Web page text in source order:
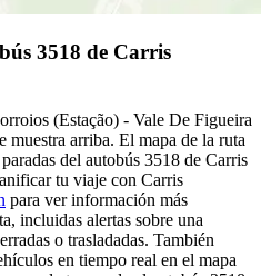
3518 de Carris
(Estação) - Vale De Figueira
arriba. El mapa de la ruta
del autobús 3518 de Carris
tu viaje con Carris
para ver información más
incluidas alertas sobre una
o trasladadas. También
en tiempo real en el mapa